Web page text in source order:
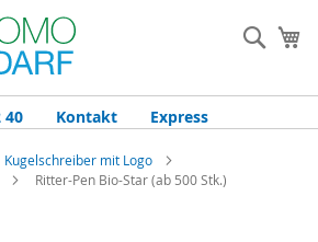
40 Kontakt Express
Kugelschreiber mit Logo
Ritter-Pen Bio-Star (ab 500 Stk.)